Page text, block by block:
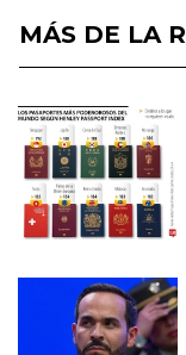
MÁS DE LA